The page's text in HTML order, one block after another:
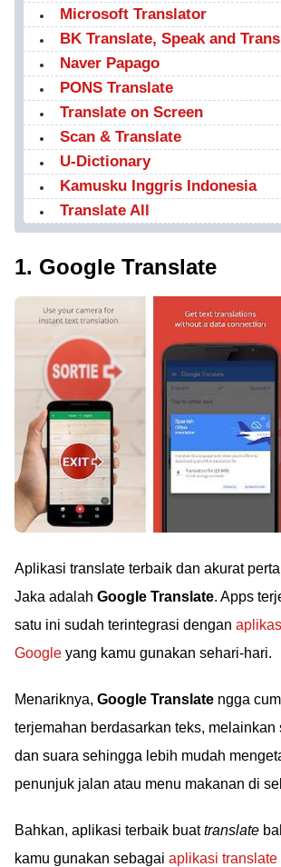
Microsoft Translator
BK Translate, Speak and
Naver Papago
PONS Translate
Translate on Screen
Scan & Translate
U-Dictionary
Kamusku Inggris Indonesia
Translate All
1. Google Translate
Aplikasi translate terbaik dan akurat
Jaka adalah Google Translate. Apps
satu ini sudah terintegrasi dengan
Google yang kamu gunakan sehari-hari.
Menariknya, Google Translate ngga
terjemahan berdasarkan teks, melainkan
dan suara sehingga lebih mudah
penunjuk jalan atau menu makanan di
Bahkan, aplikasi terbaik buattranslate
kamu gunakan sebagai aplikasi translate